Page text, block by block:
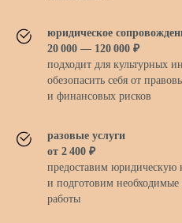
юридическое
20 000 — 120 000 ₽
подходит для культурных
обезопасить себя от
и финансовых рисков
разовые услуги
от 2 400 ₽
предоставим юридическую
и подготовим необходимые
работы
КАК
ДОГОВОР
БЕЗ ОШИБОК?